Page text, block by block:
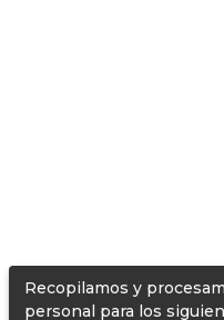
Recopilamos y
personal para los